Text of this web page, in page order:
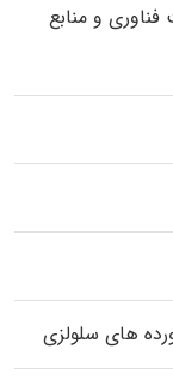
و منابع
های سلولزی